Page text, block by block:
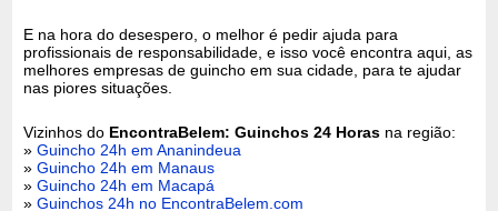
E na hora do desespero, o melhor é pedir ajuda para
profissionais de responsabilidade, e isso você encontra aqui, as
melhores empresas de guincho em sua cidade, para te ajudar
nas piores situações.
Vizinhos do EncontraBelem: Guinchos 24 Horas na região:
»Guincho 24h em Ananindeua
»Guincho 24h em Manaus
»Guincho 24h em Macapá
»Guinchos 24h no EncontraBelem.com